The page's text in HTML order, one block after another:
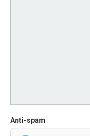
Anti-spam